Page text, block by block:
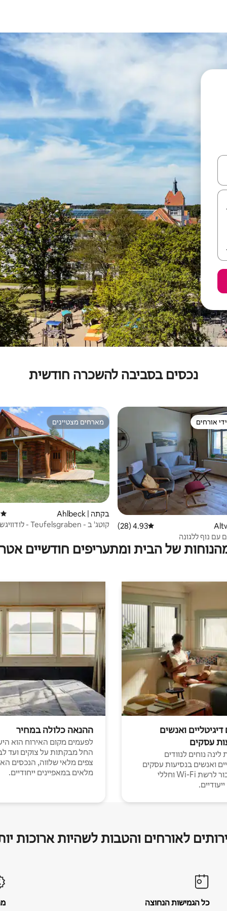
נכסים בסביבה להשכרה חודשית
אורחים
אורחים
דירוג ממוצע של 4.93 מתוך 5, 28 ביקורות
4.93 (28)
עם נוף ללגונה
מארחים מצטיינים
מארחים מצטיינים
בקתה | Ahlbeck
קוטג' ב - Teufelsgraben - לודוויגשוף
של הבית ומתעריפים חודשיים
דיגיטליים ואנשים
עסקים
לינה נוחים לנוודים
ואנשים בנסיעות עסקים
עם חיבור לרשת Wi-Fi וחללי
ההנאה כלולה במחיר
לפעמים מקום האירוח הוא
החל מבקתות על צוקים ועד
צפים מלאי שלווה, הנכסים
מלאים במאפיינים ייחודיים.
לאורחים והטבות לשהיות ארוכות
כל הגמישות הנחוצה